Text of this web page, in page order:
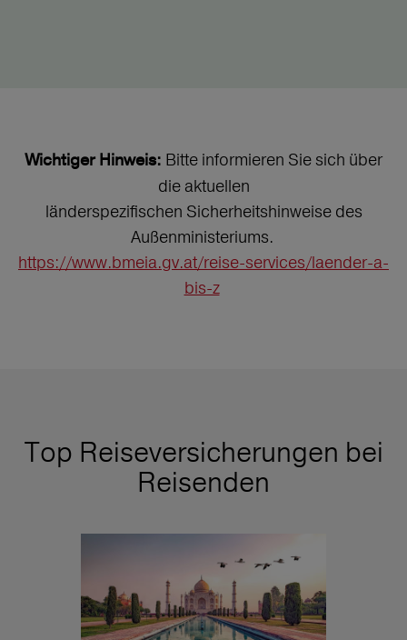
Wichtiger Hinweis: Bitte informieren Sie sich über
die aktuellen
länderspezifischen Sicherheitshinweise des
Außenministeriums.
https://www.bmeia.gv.at/reise-services/laender-a-
bis-z
Top Reiseversicherungen bei
Reisenden